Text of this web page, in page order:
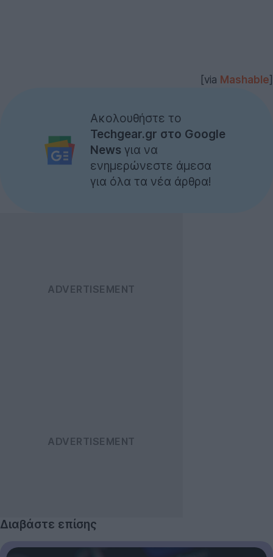
[via Mashable]
Ακολουθήστε το
Techgear.gr στο Google
News για να
ενημερώνεστε άμεσα
για όλα τα νέα άρθρα!
Διαβάστε επίσης